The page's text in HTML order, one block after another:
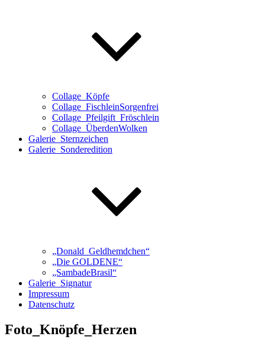
Collage_Köpfe
Collage_FischleinSorgenfrei
Collage_Pfeilgift_Fröschlein
Collage_ÜberdenWolken
Galerie_Sternzeichen
Galerie_Sonderedition
„Donald_Geldhemdchen“
„Die GOLDENE“
„SambadeBrasil“
Galerie_Signatur
Impressum
Datenschutz
Foto_Knöpfe_Herzen